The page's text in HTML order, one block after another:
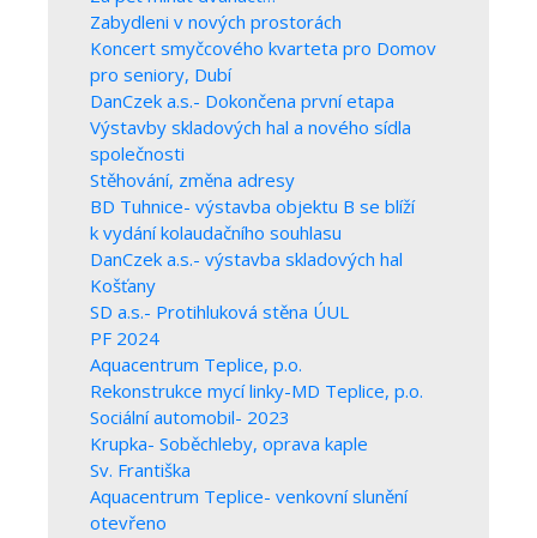
Zabydleni v nových prostorách
Koncert smyčcového kvarteta pro Domov
pro seniory, Dubí
DanCzek a.s.- Dokončena první etapa
Výstavby skladových hal a nového sídla
společnosti
Stěhování, změna adresy
BD Tuhnice- výstavba objektu B se blíží
k vydání kolaudačního souhlasu
DanCzek a.s.- výstavba skladových hal
Košťany
SD a.s.- Protihluková stěna ÚUL
PF 2024
Aquacentrum Teplice, p.o.
Rekonstrukce mycí linky-MD Teplice, p.o.
Sociální automobil- 2023
Krupka- Soběchleby, oprava kaple
Sv. Františka
Aquacentrum Teplice- venkovní slunění
otevřeno